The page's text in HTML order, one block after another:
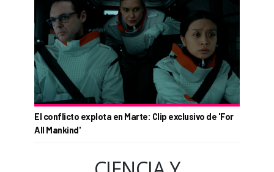
El conflicto explota en Marte: Clip exclusivo de 'For
All Mankind'